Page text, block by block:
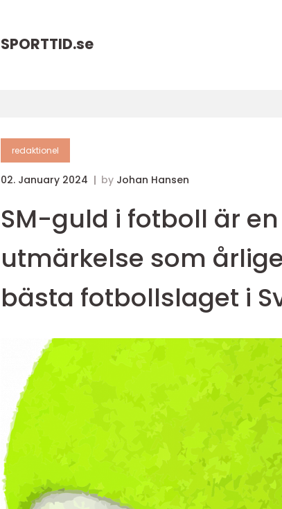
SPORTTID.se
redaktionel
02. January 2024 by Johan Hansen
SM-guld i fotboll är
utmärkelse som
bästa fotbollslaget i